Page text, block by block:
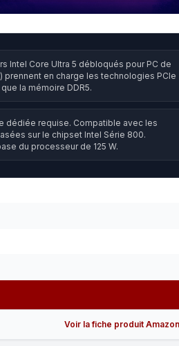
Intel Core Ultra 5 débloqués pour PC de
prennent en charge les technologies PCIe
la mémoire DDR5.
dédiée requise. Compatible avec les
sur le chipset Intel Série 800.
du processeur de 125 W.
Voir la fiche produit